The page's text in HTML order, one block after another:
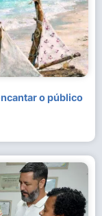
o público